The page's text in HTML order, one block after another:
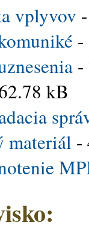
vplyvov
-
-
kB
materiál -